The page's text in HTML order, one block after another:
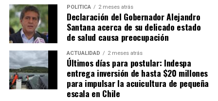
POLÍTICA 2 meses atrás
Declaración del Gobernador Alejandro
Santana acerca de su delicado estado
de salud causa preocupación
ACTUALIDAD 2 meses atrás
Últimos días para postular: Indespa
entrega inversión de hasta $20 millones
para impulsar la acuicultura de pequeña
escala en Chile